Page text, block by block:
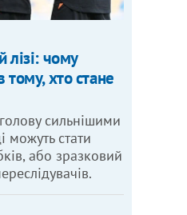
лізі: чому
тому, хто стане
сильнішими
можуть стати
або зразковий